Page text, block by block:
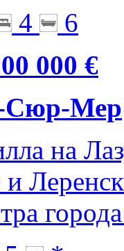
4
6
000 €
Сюр-Мер
на